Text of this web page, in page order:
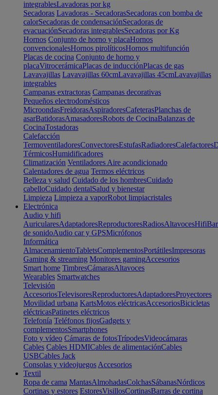
integrablesLavadoras por kg
Secadoras Lavadoras - SecadorasSecadoras con bomba de
calorSecadoras de condensaciónSecadoras de
evacuaciónSecadoras integrablesSecadoras por Kg
Hornos Conjunto de horno y placaHornos
convencionalesHornos pirolíticosHornos multifunción
Placas de cocina Conjunto de horno y
placaVitrocerámicaPlacas de inducciónPlacas de gas
Lavavajillas Lavavajillas 60cmLavavajillas 45cmLavavajillas
integrables
Campanas extractoras Campanas decorativas
Pequeños electrodomésticos
MicroondasFreidorasAspiradoresCafeterasPlanchas de
asarBatidorasAmasadoresRobots de CocinaBalanzas de
CocinaTostadoras
Calefacción
TermoventiladoresConvectoresEstufasRadiadoresCalefactores
TérmicosHumidificadores
Climatización Ventiladores Aire acondicionado
Calentadores de agua Termos eléctricos
Belleza y salud Cuidado de los hombresCuidado
cabelloCuidado dentalSalud y bienestar
Limpieza Limpieza a vaporRobot limpiacristales
Electrónica
Audio y hifi
AuricularesAdaptadoresReproductoresRadiosAltavocesHifi
de sonidoAudio car y GPSMicrófonos
Informática
AlmacenamientoTabletsComplementosPortátilesImpresoras
Gaming & streaming Monitores gamingAccesorios
Smart home TimbresCámarasAltavoces
Wearables Smartwatches
Televisión
AccesoriosTelevisoresReproductoresAdaptadoresProyectores
Movilidad urbana KartsMotos eléctricasAccesoriosBicicletas
eléctricasPatinetes eléctricos
Telefonía Teléfonos fijosGadgets y
complementosSmartphones
Foto y vídeo Cámaras de fotosTrípodesVideocámaras
Cables Cables HDMICables de alimentaciónCables
USBCables Jack
Consolas y videojuegos Accesorios
Textil
Ropa de cama MantasAlmohadasColchasSábanasNórdicos
Cortinas y estores EstoresVisillosCortinasBarras de cortina